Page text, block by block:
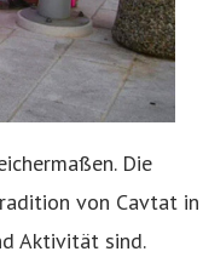
Die
von Cavtat in
Aktivität sind.